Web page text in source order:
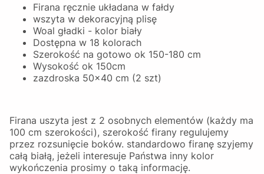
Firana ręcznie układana w fałdy
wszyta w dekoracyjną plisę
Woal gładki - kolor biały
Dostępna w 18 kolorach
Szerokość na gotowo ok 150-180 cm
Wysokość ok 150cm
zazdroska 50x40 cm (2 szt)
Firana uszyta jest z 2 osobnych elementów (każdy ma
100 cm szerokości), szerokość firany regulujemy
przez rozsunięcie boków. standardowo firanę szyjemy
całą białą, jeżeli interesuje Państwa inny kolor
wykończenia prosimy o taką informację.